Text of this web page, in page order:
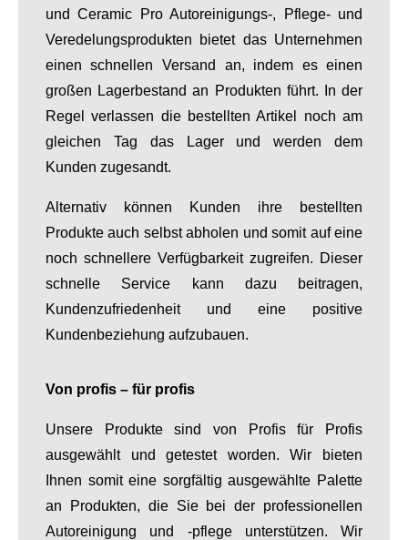
und Ceramic Pro Autoreinigungs-, Pflege- und
Veredelungsprodukten bietet das Unternehmen
einen schnellen Versand an, indem es einen
großen Lagerbestand an Produkten führt. In der
Regel verlassen die bestellten Artikel noch am
gleichen Tag das Lager und werden dem
Kunden zugesandt.
Alternativ können Kunden ihre bestellten
Produkte auch selbst abholen und somit auf eine
noch schnellere Verfügbarkeit zugreifen. Dieser
schnelle Service kann dazu beitragen,
Kundenzufriedenheit und eine positive
Kundenbeziehung aufzubauen.
Von profis – für profis
Unsere Produkte sind von Profis für Profis
ausgewählt und getestet worden. Wir bieten
Ihnen somit eine sorgfältig ausgewählte Palette
an Produkten, die Sie bei der professionellen
Autoreinigung und -pflege unterstützen. Wir